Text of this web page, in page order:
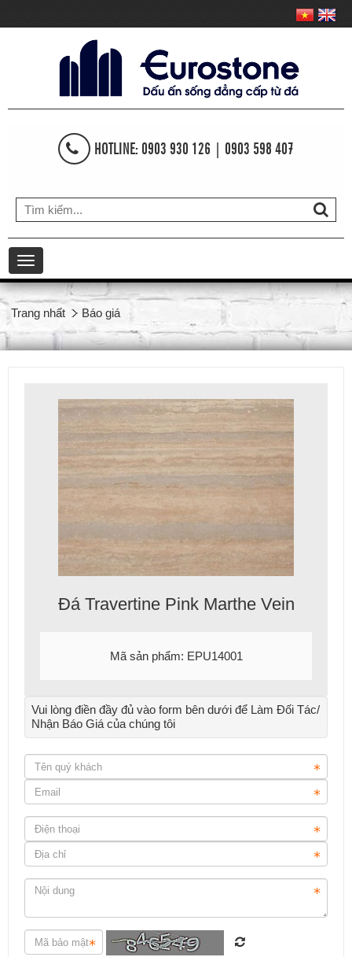
HOTLINE: 0903 930 126 | 0903 598 407
Toggle
navigation
Trang nhất Báo giá
Đá Travertine Pink Marthe Vein
Mã sản phẩm: EPU14001
Vui lòng điền đầy đủ vào form bên dưới để Làm Đối Tác/
Nhận Báo Giá của chúng tôi